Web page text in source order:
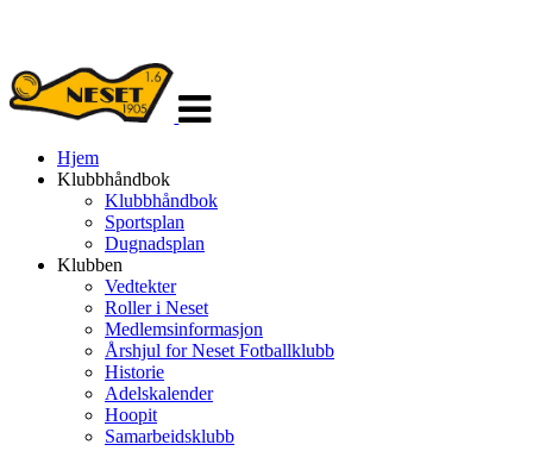
navigasjon
Hjem
Klubbhåndbok
Klubbhåndbok
Sportsplan
Dugnadsplan
Klubben
Vedtekter
Roller i Neset
Medlemsinformasjon
Årshjul for Neset Fotballklubb
Historie
Adelskalender
Hoopit
Samarbeidsklubb